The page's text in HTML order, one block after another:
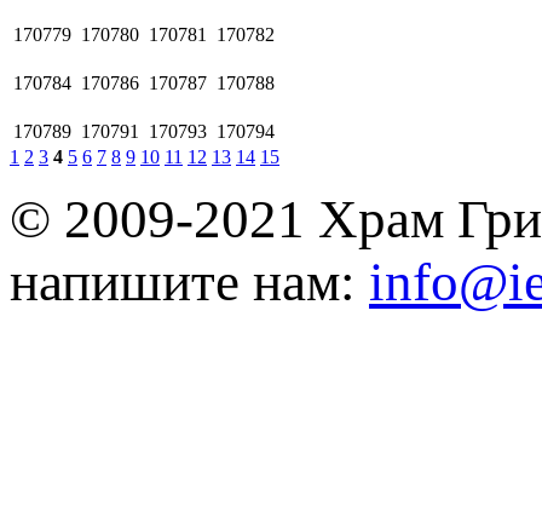
170779 170780 170781 170782
170784 170786 170787 170788
170789 170791 170793 170794
1 2 3 4 5 6 7 8 9 10 11 12 13 14 15
© 2009-2021 Храм
напишите нам: